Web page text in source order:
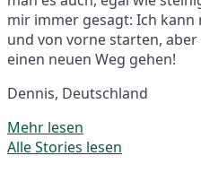
mir immer gesagt: Ich
und von vorne starten,
einen neuen Weg gehen!
Dennis, Deutschland
Mehr lesen
Alle Stories lesen